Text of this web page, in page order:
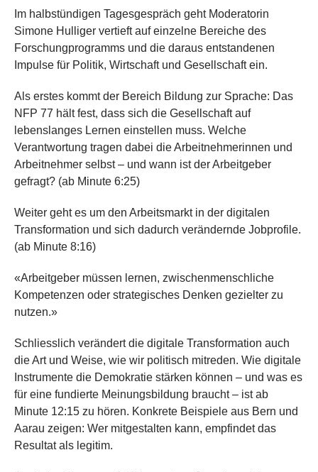
Im halbstündigen Tagesgespräch geht Moderatorin
Simone Hulliger vertieft auf einzelne Bereiche des
Forschungprogramms und die daraus entstandenen
Impulse für Politik, Wirtschaft und Gesellschaft ein.
Als erstes kommt der Bereich Bildung zur Sprache: Das
NFP 77 hält fest, dass sich die Gesellschaft auf
lebenslanges Lernen einstellen muss. Welche
Verantwortung tragen dabei die Arbeitnehmerinnen und
Arbeitnehmer selbst – und wann ist der Arbeitgeber
gefragt? (ab Minute 6:25)
Weiter geht es um den Arbeitsmarkt in der digitalen
Transformation und sich dadurch verändernde Jobprofile.
(ab Minute 8:16)
«Arbeitgeber müssen lernen, zwischenmenschliche
Kompetenzen oder strategisches Denken gezielter zu
nutzen.»
Schliesslich verändert die digitale Transformation auch
die Art und Weise, wie wir politisch mitreden. Wie digitale
Instrumente die Demokratie stärken können – und was es
für eine fundierte Meinungsbildung braucht – ist ab
Minute 12:15 zu hören. Konkrete Beispiele aus Bern und
Aarau zeigen: Wer mitgestalten kann, empfindet das
Resultat als legitim.